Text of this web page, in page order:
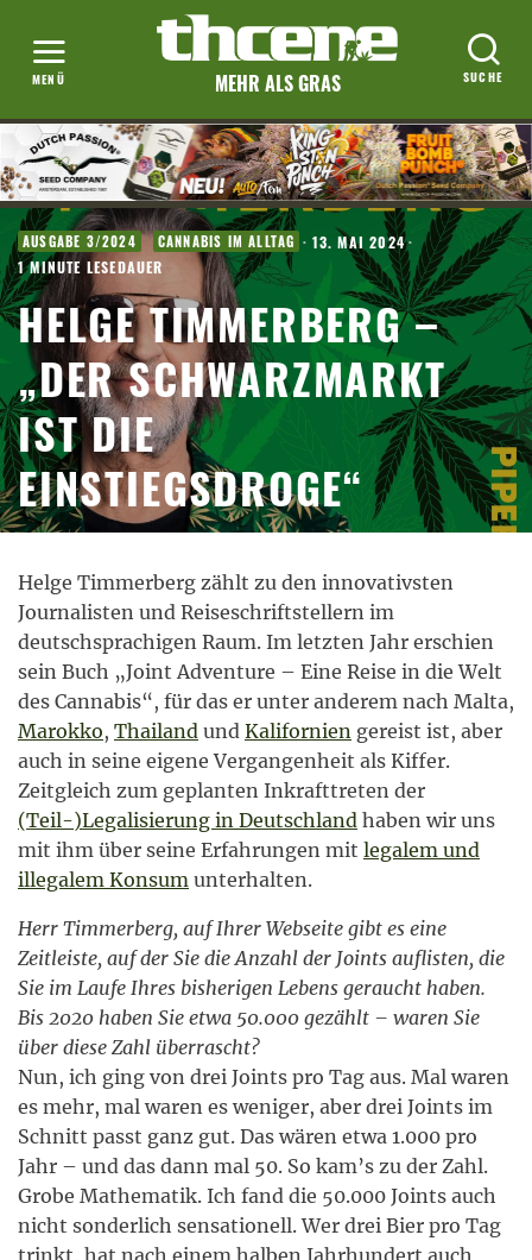
MEHR ALS GRAS
AUSGABE 3/2024 CANNABIS IM ALLTAG · 13. MAI 2024·
1 MINUTE LESEDAUER
HELGE TIMMERBERG –
„DER SCHWARZMARKT
IST DIE
EINSTIEGSDROGE“
Helge Timmerberg zählt zu den innovativsten
Journalisten und Reiseschriftstellern im
deutschsprachigen Raum. Im letzten Jahr erschien
sein Buch „Joint Adventure – Eine Reise in die Welt
des Cannabis“, für das er unter anderem nach Malta,
Marokko, Thailand und Kalifornien gereist ist, aber
auch in seine eigene Vergangenheit als Kiffer.
Zeitgleich zum geplanten Inkrafttreten der
(Teil-)Legalisierung in Deutschland haben wir uns
mit ihm über seine Erfahrungen mit legalem und
illegalem Konsum unterhalten.
Herr Timmerberg, auf Ihrer Webseite gibt es eine
Zeitleiste, auf der Sie die Anzahl der Joints auflisten, die
Sie im Laufe Ihres bisherigen Lebens geraucht haben.
Bis 2020 haben Sie etwa 50.000 gezählt – waren Sie
über diese Zahl überrascht?
Nun, ich ging von drei Joints pro Tag aus. Mal waren
es mehr, mal waren es weniger, aber drei Joints im
Schnitt passt ganz gut. Das wären etwa 1.000 pro
Jahr – und das dann mal 50. So kam’s zu der Zahl.
Grobe Mathematik. Ich fand die 50.000 Joints auch
nicht sonderlich sensationell. Wer drei Bier pro Tag
trinkt, hat nach einem halben Jahrhundert auch